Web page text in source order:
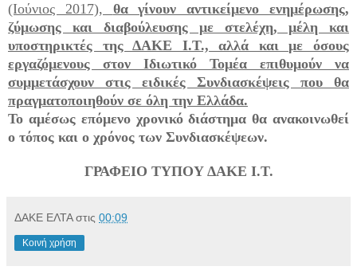
(Ιούνιος 2017), θα γίνουν αντικείμενο ενημέρωσης,
ζύμωσης και διαβούλευσης με στελέχη, μέλη και
υποστηρικτές της ΔΑΚΕ Ι.Τ., αλλά και με όσους
εργαζόμενους στον Ιδιωτικό Τομέα επιθυμούν να
συμμετάσχουν στις ειδικές Συνδιασκέψεις που θα
πραγματοποιηθούν σε όλη την Ελλάδα.
Το αμέσως επόμενο χρονικό διάστημα θα ανακοινωθεί
ο τόπος και ο χρόνος των Συνδιασκέψεων.
ΓΡΑΦΕΙΟ ΤΥΠΟΥ ΔΑΚΕ Ι.Τ.
ΔΑΚΕ ΕΛΤΑ στις 00:09
Κοινή χρήση